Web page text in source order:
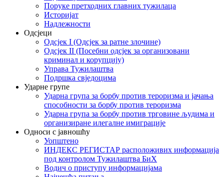
Поруке претходних главних тужилаца
Историјат
Надлежности
Одсјеци
Одсјек I (Одсјек за ратне злочине)
Одсјек II (Посебни одсјек за организовани
криминал и корупцију)
Управа Тужилаштва
Подршка свједоцима
Ударне групе
Ударна група за борбу против тероризма и јачања
способности за борбу против тероризма
Ударна група за борбу против трговине људима и
организиране илегалне имиграције
Односи с јавношћу
Уопштено
ИНДЕКС РЕГИСТАР расположивих информација
под контролом Тужилаштва БиХ
Водич о приступу информацијама